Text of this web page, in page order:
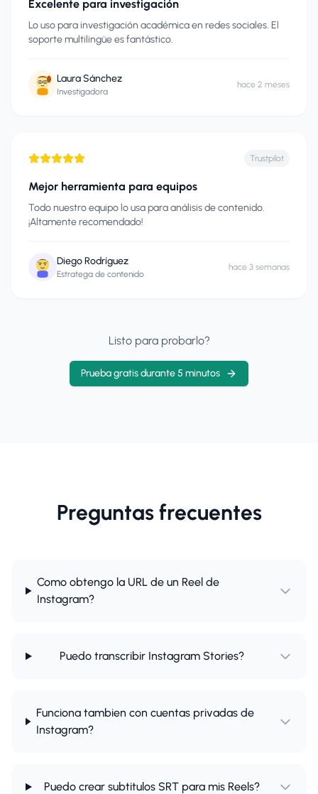
Excelente para investigación
Lo uso para investigación académica en redes sociales. El
soporte multilingüe es fantástico.
Laura Sánchez
Investigadora
hace 2 meses
Trustpilot
Mejor herramienta para equipos
Todo nuestro equipo lo usa para análisis de contenido.
¡Altamente recomendado!
Diego Rodríguez
Estratega de contenido
hace 3 semanas
Listo para probarlo?
Prueba gratis durante 5 minutos
Preguntas frecuentes
Como obtengo la URL de un Reel de
Instagram?
Puedo transcribir Instagram Stories?
Funciona tambien con cuentas privadas de
Instagram?
Puedo crear subtitulos SRT para mis Reels?